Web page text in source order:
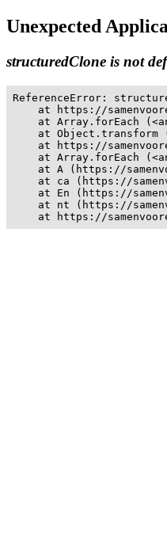
Unexpected
structuredClone is not
ReferenceError:
at https://
at Array.forEach
at Object.transform
at https://
at Array.forEach
at A (https://
at ca (https://
at En (https://
at nt (https://
at https://